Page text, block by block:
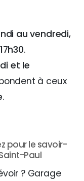
au vendredi,
.
et le
à ceux
.
pour le savoir-
Paul
? Garage